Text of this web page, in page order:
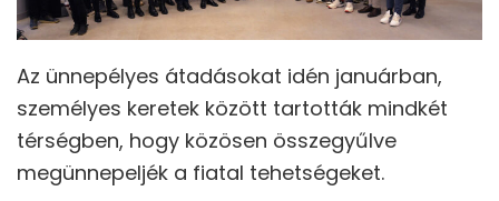
Az ünnepélyes átadásokat idén januárban,
személyes keretek között tartották mindkét
térségben, hogy közösen összegyűlve
megünnepeljék a fiatal tehetségeket.